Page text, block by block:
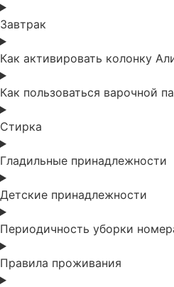
Завтрак
Как активировать колонку
Как пользоваться варочной
Стирка
Гладильные принадлежности
Детские принадлежности
Периодичность уборки
Правила проживания